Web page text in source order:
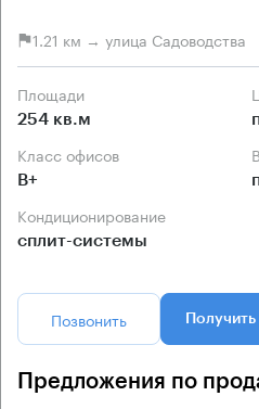
1.21 км → улица Садоводства
Площади
254 кв.м
Класс офисов
B+
Кондиционирование
сплит-системы
Позвонить
Предложения по